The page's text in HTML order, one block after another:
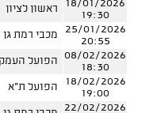
18/01/2026
19:30
ראשון לציון
25/01/2026
20:55
מכבי רמת גן
08/02/2026
18:30
הפועל העמק
18/02/2026
19:00
הפועל ת"א
22/02/2026